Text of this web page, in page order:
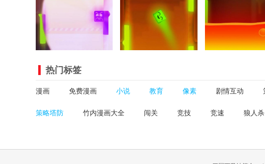
热门标签
漫画 免费漫画 小说 教育 像素 剧情互动
策略塔防 竹内漫画大全 闯关 竞技 竞速 狼人杀